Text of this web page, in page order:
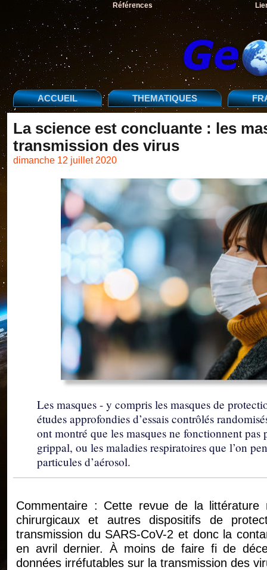
Références
ACCUEIL THEMATIQUES
La science est concluante : les
transmission des virus
dimanche 12 juillet 2020
Les masques - y compris les masques de
études approfondies d’essais contrôlés
ont montré que les masques ne fonctionnent
grippal, ou les maladies respiratoires que l’on
particules d’aérosol.
Commentaire : Cette revue de la
chirurgicaux et autres dispositifs de
transmission du SARS-CoV-2 et donc la
en avril dernier. À moins de faire fi de
données irréfutables sur la transmission des